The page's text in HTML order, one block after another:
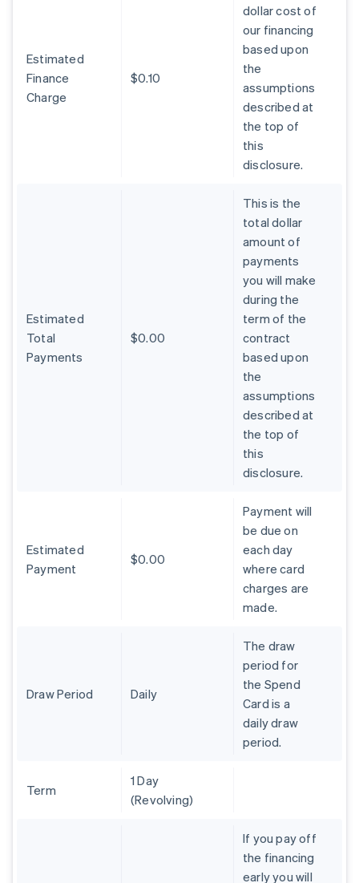
Estimated
Finance
Charge
$0.10
dollar cost of
our financing
based upon
the
assumptions
described at
the top of
this
disclosure.
Estimated
Total
Payments
$0.00
This is the
total dollar
amount of
payments
you will make
during the
term of the
contract
based upon
the
assumptions
described at
the top of
this
disclosure.
Estimated
Payment
$0.00
Payment will
be due on
each day
where card
charges are
made.
Draw Period Daily
The draw
period for
the Spend
Card is a
daily draw
period.
Term
1 Day
(Revolving)
If you pay off
the financing
early you will
Austria
Belgio
EnglishFrançais
English